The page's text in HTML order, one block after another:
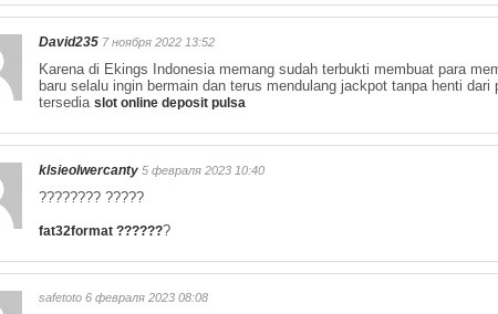
David235 7 ноября 2022 13:52
Karena di Ekings Indonesia memang sudah terbukti membuat para
baru selalu ingin bermain dan terus mendulang jackpot tanpa henti
tersedia slot online deposit pulsa
klsieolwercanty 5 февраля 2023 10:40
???????? ?????
fat32format ???????
safetoto 6 февраля 2023 08:08